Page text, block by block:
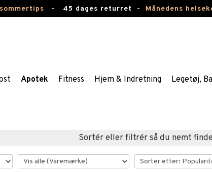
- 45 dages returret - Månedens
Apotek Fitness Hjem & Indretning Legetøj,
Sortér eller filtrér så du nemt